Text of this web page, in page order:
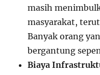
masih
masyarakat,
Banyak orang
bergantung
Biaya